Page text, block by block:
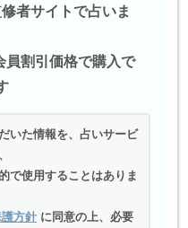
者サイトで占いま
員割引価格で購入で
いた情報を、占いサービ
で使用することはありま
方針 に同意の上、必要